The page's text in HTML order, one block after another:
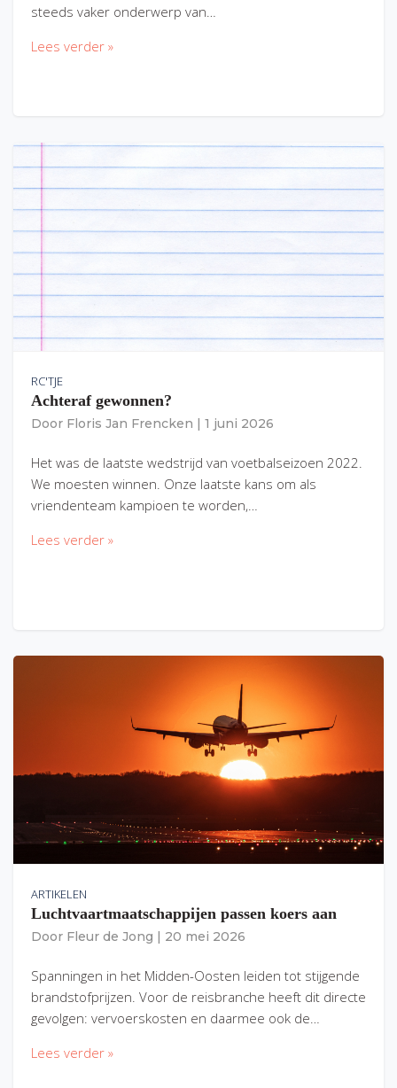
steeds vaker onderwerp van…
Lees verder »
RC'TJE
Achteraf gewonnen?
Door Floris Jan Frencken 1 juni 2026
Het was de laatste wedstrijd van voetbalseizoen 2022.
We moesten winnen. Onze laatste kans om als
vriendenteam kampioen te worden,…
Lees verder »
ARTIKELEN
Luchtvaartmaatschappijen passen koers aan
Door Fleur de Jong 20 mei 2026
Spanningen in het Midden-Oosten leiden tot stijgende
brandstofprijzen. Voor de reisbranche heeft dit directe
gevolgen: vervoerskosten en daarmee ook de…
Lees verder »